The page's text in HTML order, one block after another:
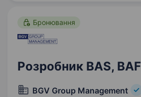
Бронювання
Розробник BAS, BAF
BGV Group Management